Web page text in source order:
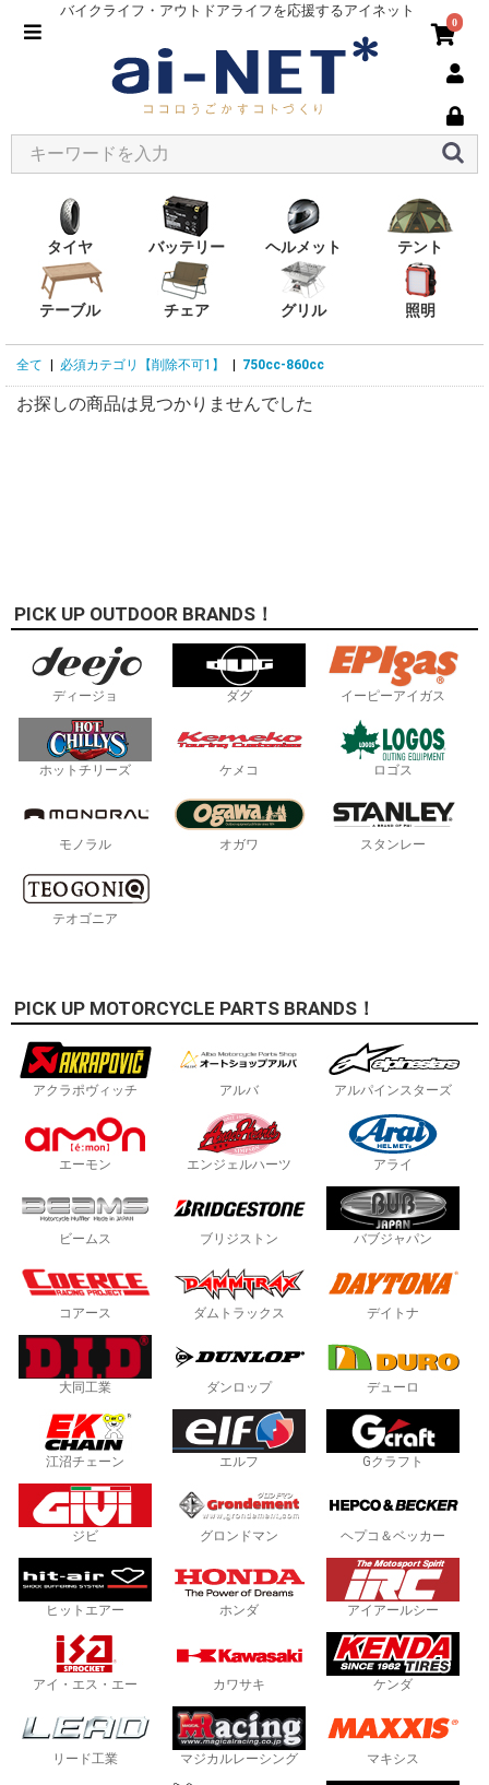
バイクライフ・アウトドアライフを応援するアイネット
0
タイヤ バッテリー ヘルメット テント
テーブル チェア グリル 照明
全て 必須カテゴリ【削除不可1】 750cc-860cc
お探しの商品は見つかりませんでした
PICK UP OUTDOOR BRANDS！
ディージョ ダグ イーピーアイガス
ホットチリーズ ケメコ ロゴス
モノラル オガワ スタンレー
テオゴニア
PICK UP MOTORCYCLE PARTS BRANDS！
アクラポヴィッチ アルバ アルパインスターズ
エーモン エンジェルハーツ アライ
ビームス ブリジストン バブジャパン
コアース ダムトラックス デイトナ
大同工業 ダンロップ デューロ
江沼チェーン エルフ Gクラフト
ジビ グロンドマン ヘプコ＆ベッカー
ヒットエアー ホンダ アイアールシー
アイ・エス・エー カワサキ ケンダ
リード工業 マジカルレーシング マキシス